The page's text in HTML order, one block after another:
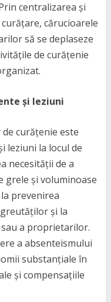
centralizarea și
cărucioarele
să se deplaseze
de curățenie
și leziuni
curățenie este
leziuni la locul de
necesității de a
grele și voluminoase
prevenirea
și la
a proprietarilor.
a absenteismului
substanțiale în
și compensațiile